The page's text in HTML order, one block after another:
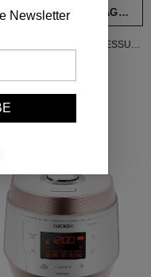
DEN EINKAUFSWAGEN
Newsletter